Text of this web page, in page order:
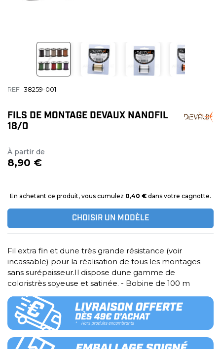
REF 38259-001
FILS DE MONTAGE DEVAUX NANOFIL
18/0
À partir de
8,90 €
En achetant ce produit, vous cumulez 0,40 € dans votre cagnotte.
CHOISIR UN MODÈLE
Fil extra fin et dune très grande résistance (voir
incassable) pour la réalisation de tous les montages
sans surépaisseur.Il dispose dune gamme de
coloristrès soyeuse et satinée. - Bobine de 100 m